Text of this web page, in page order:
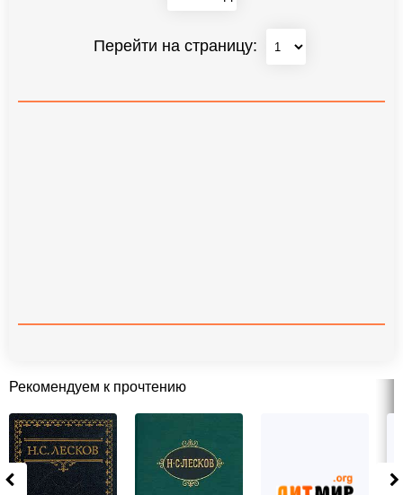
Перейти на страницу:
Рекомендуем к прочтению